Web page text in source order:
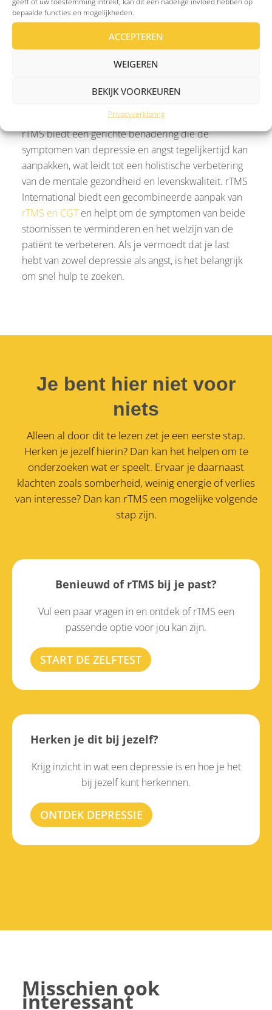
bepaalde functies en mogelijkheden.
ACCEPTEREN
WEIGEREN
BEKIJK VOORKEUREN
Privacyverklaring
normaliseren, kan rTMS helpen om zowel
depressieve als angstige symptomen te verlichten.
De behandeling is niet-invasief en kan voor een
aanzienlijke verbetering zorgen in het welzijn van
zoals medicatie en cognitieve gedragstherapie (CGT)
rTMS biedt een gerichte benadering die de
symptomen van depressie en angst tegelijkertijd kan
aanpakken, wat leidt tot een holistische verbetering
van de mentale gezondheid en levenskwaliteit. rTMS
International biedt een gecombineerde aanpak van
rTMS en CGTen helpt om de symptomen van beide
stoornissen te verminderen en het welzijn van de
patiënt te verbeteren. Als je vermoedt dat je last
hebt van zowel depressie als angst, is het belangrijk
om snel hulp te zoeken.
Je bent hier niet voor
niets
Alleen al door dit te lezen zet je een eerste stap.
Herken je jezelf hierin? Dan kan het helpen om te
onderzoeken wat er speelt. Ervaar je daarnaast
klachten zoals somberheid, weinig energie of verlies
van interesse? Dan kan rTMS een mogelijke volgende
stap zijn.
Benieuwd of rTMS bij je past?
Vul een paar vragen in en ontdek of rTMS een
passende optie voor jou kan zijn.
START DE ZELFTEST
Herken je dit bij jezelf?
Krijg inzicht in wat een depressie is en hoe je het
bij jezelf kunt herkennen.
ONTDEK DEPRESSIE
Misschien ook
interessant